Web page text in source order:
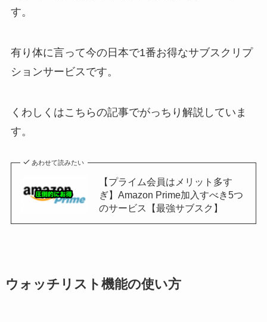
す。
有り体に言って今の日本で1番お得なサブスクリプ
ションサービスです。
くわしくはこちらの記事でがっちり解説していま
す。
あわせて読みたい
【プライム会員はメリット多す
ぎ】Amazon Prime加入すべき5つ
のサービス【最強サブスク】
ウォッチリスト機能の使い方